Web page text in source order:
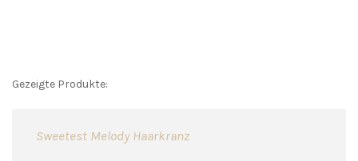
Gezeigte Produkte:
Sweetest Melody Haarkranz